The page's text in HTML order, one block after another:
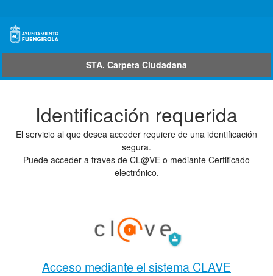
STA. Carpeta Ciudadana
Autenticación del Usuario
Identificación requerida
El servicio al que desea acceder requiere de una identificación
segura.
Puede acceder a traves de CL@VE o mediante Certificado
electrónico.
Acceso mediante el sistema CLAVE